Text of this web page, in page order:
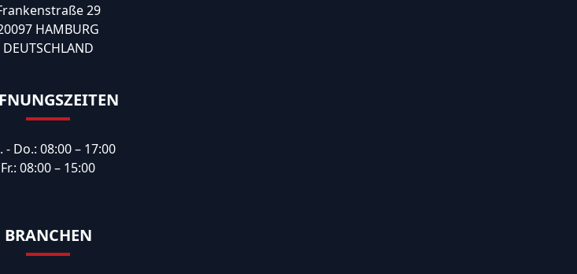
29
HAMBURG
DEUTSCHLAND
- Do.: 08:00 – 17:00
Fr.: 08:00 – 15:00
BRANCHEN